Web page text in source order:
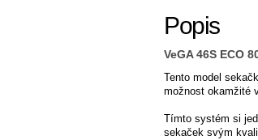
Popis
VeGA 46S ECO
Tento model
možnost okamžité
Tímto systém si
sekaček svým